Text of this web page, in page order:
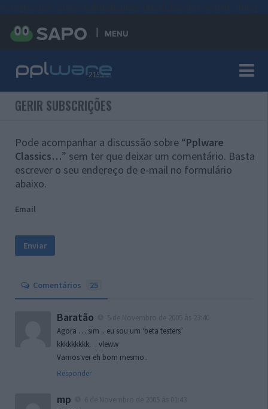
MENU
GERIR SUBSCRIÇÕES
Pode acompanhar a discussão sobre “Pplware
Classics…” sem ter que deixar um comentário. Basta
escrever o seu endereço de e-mail no formulário
abaixo.
Email
Comentários 25
Baratão
Agora … sim .. eu sou um ‘beta testers’
kkkkkkkkk… vleww
Vamos ver eh bom mesmo..
Responder
mp